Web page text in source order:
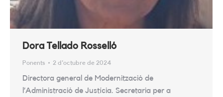
Dora Tellado Rosselló
Ponents 2 d'octubre de 2024
Directora general de Modernització de
l’Administració de Justícia. Secretaria per a